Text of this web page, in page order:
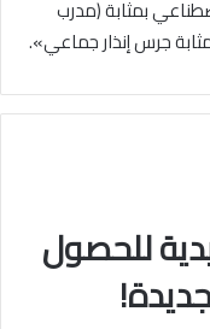
بمثابة (مدرب
جرس إنذار جماعي».
للحصول